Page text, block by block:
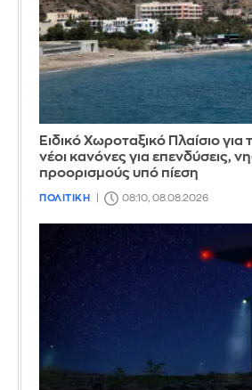
Ειδικό Χωροταξικό Πλαίσιο για
νέοι κανόνες για επενδύσεις,
προορισμούς υπό πίεση
ΠΟΛΙΤΙΚΗ 08:10, 08.08.2026